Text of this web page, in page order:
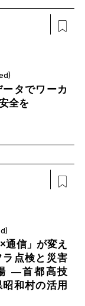
タでワーカ
全を
通信」が変え
点検と災害
―首都高技
和村の活用